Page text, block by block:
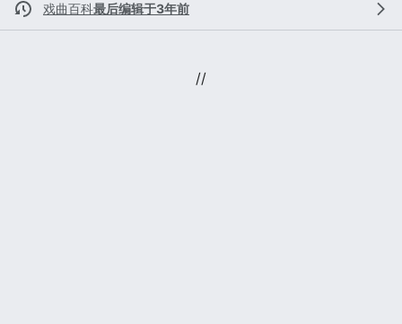
戏曲百科最后编辑于3年前
//